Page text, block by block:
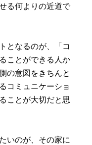
る何よりの近道で
となるのが、「コ
ことができる人か
の意図をきちんと
コミュニケーショ
ことが大切だと思
いのが、その家に